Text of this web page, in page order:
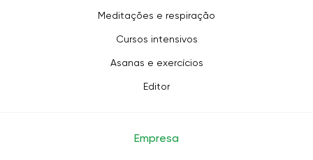
Meditações e respiração
Cursos intensivos
Asanas e exercícios
Editor
Empresa